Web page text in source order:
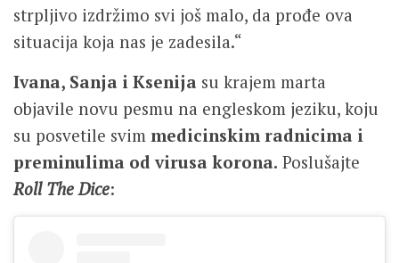
strpljivo izdržimo svi još malo, da prođe ova
situacija koja nas je zadesila.“
Ivana, Sanja i Ksenija su krajem marta
objavile novu pesmu na engleskom jeziku, koju
su posvetile svim medicinskim radnicima i
preminulima od virusa korona. Poslušajte
Roll The Dice: